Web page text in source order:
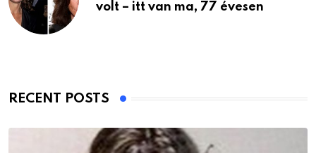
volt – itt van ma, 77 évesen
RECENT POSTS